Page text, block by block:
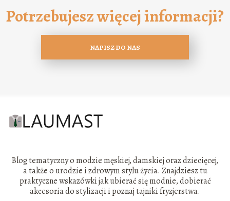
Potrzebujesz więcej informacji?
NAPISZ DO NAS
Blog tematyczny o modzie męskiej, damskiej oraz dziecięcej,
a także o urodzie i zdrowym stylu życia. Znajdziesz tu
praktyczne wskazówki jak ubierać się modnie, dobierać
akcesoria do stylizacji i poznaj tajniki fryzjerstwa.